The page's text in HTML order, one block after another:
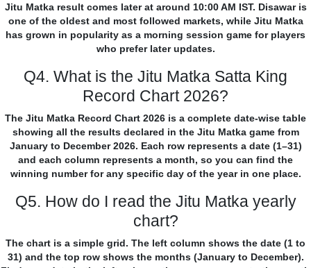
Jitu Matka result comes later at around 10:00 AM IST. Disawar is
one of the oldest and most followed markets, while Jitu Matka
has grown in popularity as a morning session game for players
who prefer later updates.
Q4. What is the Jitu Matka Satta King
Record Chart 2026?
The Jitu Matka Record Chart 2026 is a complete date-wise table
showing all the results declared in the Jitu Matka game from
January to December 2026. Each row represents a date (1–31)
and each column represents a month, so you can find the
winning number for any specific day of the year in one place.
Q5. How do I read the Jitu Matka yearly
chart?
The chart is a simple grid. The left column shows the date (1 to
31) and the top row shows the months (January to December).